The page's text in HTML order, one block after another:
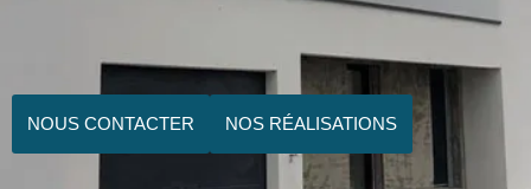
NOUS CONTACTER NOS RÉALISATIONS